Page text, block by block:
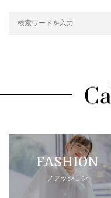
FASHION
ファッション